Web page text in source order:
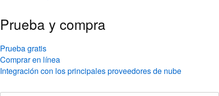
Prueba y compra
Prueba gratis
Comprar en línea
Integración con los principales proveedores de nube